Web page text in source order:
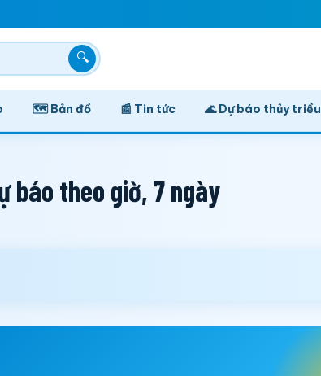
🔍
🗺️ Bản đồ 📰 Tin tức 🌊 Dự báo thủy triều
báo theo giờ, 7 ngày